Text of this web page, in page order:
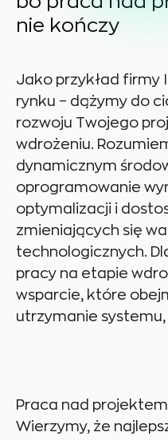
nie kończy
Jako przykład firmy
rynku – dążymy do
rozwoju Twojego
wdrożeniu.
dynamicznym
oprogramowanie
optymalizacji i
zmieniających się
technologicznych.
pracy na etapie
wsparcie, które
utrzymanie systemu,
Praca nad
Wierzymy, że